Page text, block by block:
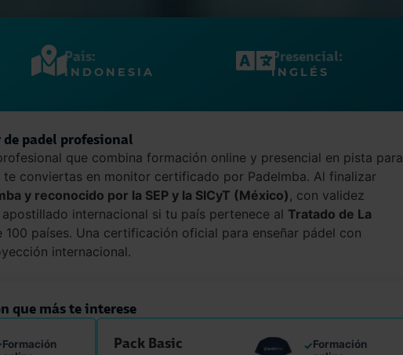
País:
INDONESIA
Presencial:
INGLÉS
padel profesional
que combina formación online y presencial en pista para
te conviertas en monitor certificado por Padelmba. Al finalizar
y reconocido por la SEP y la SICyT (México) , con validez
internacional si tu país pertenece al Tratado de La
100 países. Una certificación oficial para enseñar pádel con
internacional.
que más te interese
Formación
Pack Basic ✓Formación